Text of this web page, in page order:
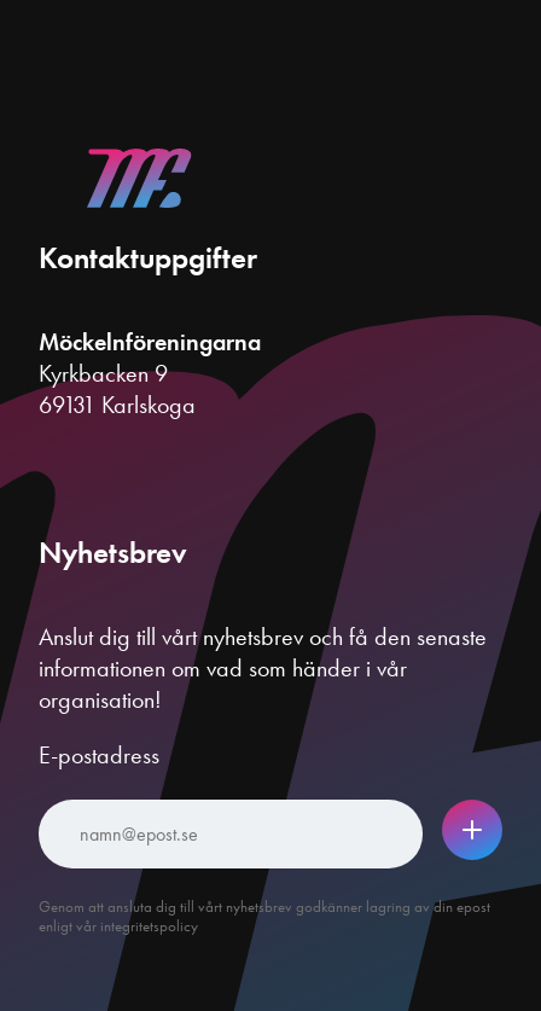
Kontaktuppgifter
Möckelnföreningarna
Kyrkbacken 9
69131 Karlskoga
Nyhetsbrev
Anslut dig till vårt nyhetsbrev och få den senaste
informationen om vad som händer i vår
organisation!
E-postadress
Genom att ansluta dig till vårt nyhetsbrev godkänner lagring av din epost
enligt vår integritetspolicy